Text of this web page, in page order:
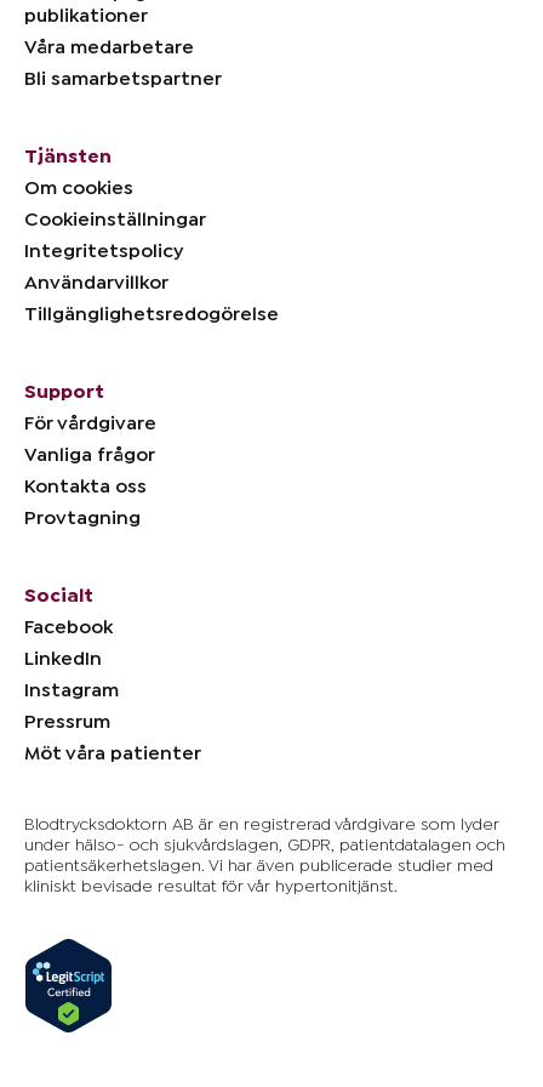
publikationer
Våra medarbetare
Bli samarbetspartner
Tjänsten
Om cookies
Cookieinställningar
Integritetspolicy
Användarvillkor
Tillgänglighetsredogörelse
Support
För vårdgivare
Vanliga frågor
Kontakta oss
Provtagning
Socialt
Facebook
LinkedIn
Instagram
Pressrum
Möt våra patienter
Blodtrycksdoktorn AB är en registrerad vårdgivare som lyder
under hälso- och sjukvårdslagen, GDPR, patientdatalagen och
patientsäkerhetslagen. Vi har även publicerade studier med
kliniskt bevisade resultat för vår hypertonitjänst.